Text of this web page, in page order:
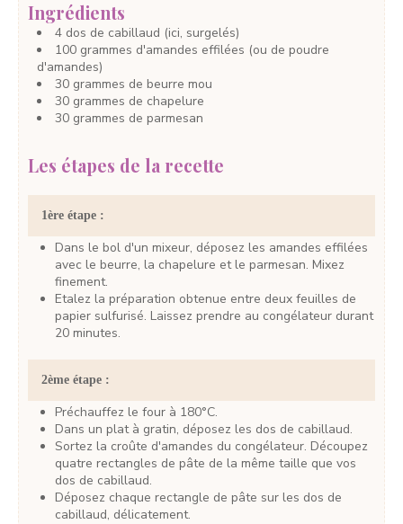
Ingrédients
4 dos de cabillaud (ici, surgelés)
100 grammes d'amandes effilées (ou de poudre
d'amandes)
30 grammes de beurre mou
30 grammes de chapelure
30 grammes de parmesan
Les étapes de la recette
1ère étape :
Dans le bol d'un mixeur, déposez les amandes effilées
avec le beurre, la chapelure et le parmesan. Mixez
finement.
Etalez la préparation obtenue entre deux feuilles de
papier sulfurisé. Laissez prendre au congélateur durant
20 minutes.
2ème étape :
Préchauffez le four à 180°C.
Dans un plat à gratin, déposez les dos de cabillaud.
Sortez la croûte d'amandes du congélateur. Découpez
quatre rectangles de pâte de la même taille que vos
dos de cabillaud.
Déposez chaque rectangle de pâte sur les dos de
cabillaud, délicatement.